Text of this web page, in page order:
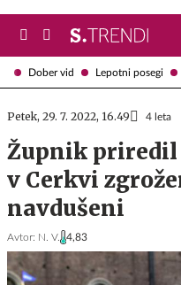
Dober vid Lepotni posegi
Petek, 29. 7. 2022, 16.49 4 leta
Župnik priredil
v Cerkvi
navdušeni
Avtor: N. V. 4,83